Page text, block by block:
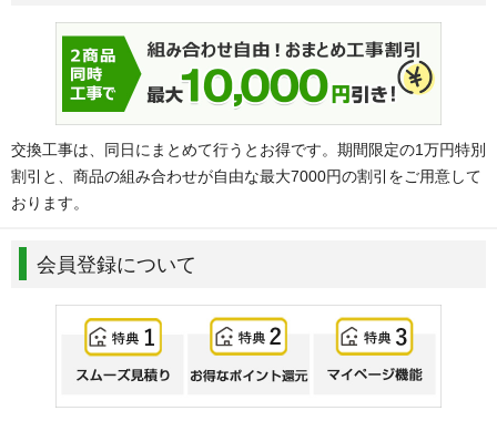
交換工事は、同日にまとめて行うとお得です。期間限定の1万円特別
割引と、商品の組み合わせが自由な最大7000円の割引をご用意して
おります。
会員登録について